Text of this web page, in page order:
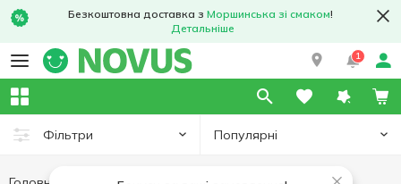
Безкоштовна доставка з Моршинська зі смаком!
Детальніше
1
Фільтри Популярні